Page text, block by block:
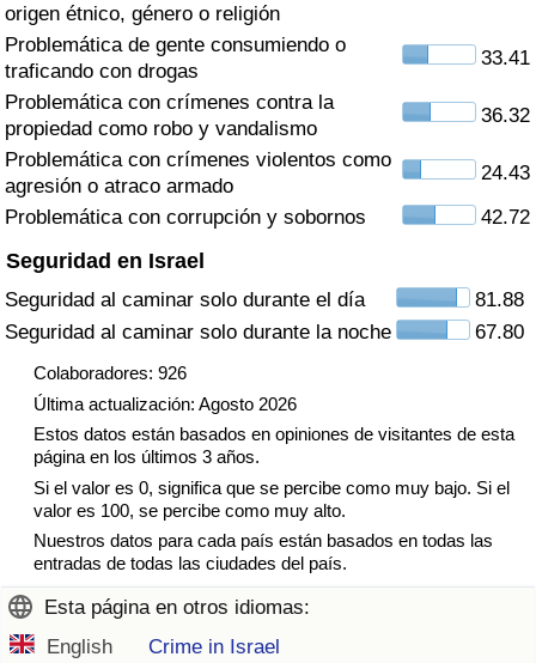
origen étnico, género o religión
Problemática de gente consumiendo o
traficando con drogas
33.41
Problemática con crímenes contra la
propiedad como robo y vandalismo
36.32
Problemática con crímenes violentos como
agresión o atraco armado
24.43
Problemática con corrupción y sobornos
42.72
Seguridad en Israel
Seguridad al caminar solo durante el día
81.88
Seguridad al caminar solo durante la noche
67.80
Colaboradores: 926
Última actualización: Agosto 2026
Estos datos están basados en opiniones de visitantes de esta
página en los últimos 3 años.
Si el valor es 0, significa que se percibe como muy bajo. Si el
valor es 100, se percibe como muy alto.
Nuestros datos para cada país están basados en todas las
entradas de todas las ciudades del país.
Esta página en otros idiomas:
English
Crime in Israel
Índice de contaminación
Índice de Contaminación por País
Tráfico
Índice de Tráfico
Índice de Tráfico (Actual)
Índice de Tráfico por País